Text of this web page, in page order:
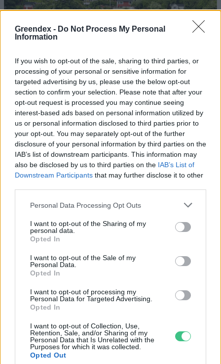
Greendex - Do Not Process My Personal
Information
If you wish to opt-out of the sale, sharing to third parties, or
processing of your personal or sensitive information for
targeted advertising by us, please use the below opt-out
section to confirm your selection. Please note that after your
opt-out request is processed you may continue seeing
interest-based ads based on personal information utilized by
us or personal information disclosed to third parties prior to
your opt-out. You may separately opt-out of the further
disclosure of your personal information by third parties on the
IAB’s list of downstream participants. This information may
also be disclosed by us to third parties on the IAB’s List of
Downstream Participants that may further disclose it to other
Personal Data Processing Opt Outs
I want to opt-out of the Sharing of my
personal data.
Opted In
I want to opt-out of the Sale of my
Personal Data.
Opted In
I want to opt-out of processing my
Personal Data for Targeted Advertising.
Opted In
I want to opt-out of Collection, Use,
Retention, Sale, and/or Sharing of my
Personal Data that Is Unrelated with the
Purposes for which it was collected.
Opted Out
Szöllősi Gáborral, a Gardenfutura ügyvezetőjével beszélgettünk.
Még Paks kiesését is áthidalhatná a
ENERGIA
Minden évszázadra jutott egy
„szuperaszály”, az idei év mégis más
AGRÁRIUM